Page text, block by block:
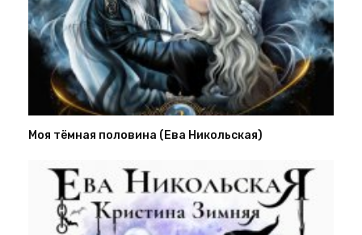
Моя тёмная половина (Ева Никольская)